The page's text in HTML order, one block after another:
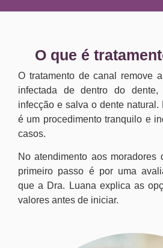
O que é
O tratamento de canal remove
infectada de dentro do
infecção e salva o dente natural.
é um procedimento tranquilo e
casos.
No atendimento aos moradores
primeiro passo é por uma
que a Dra. Luana explica as
valores antes de iniciar.